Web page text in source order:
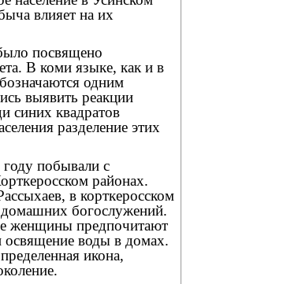
влияет на их
посвящено
В коми языке, как и в
одним
выявить реакции
синих квадратов
разделение этих
побывали с
районах.
в корткеросском
богослужений.
женщины предпочитают
освящение воды в домах.
икона,